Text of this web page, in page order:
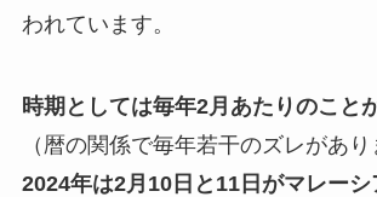
われています。
時期としては毎年2月あたりのこと
（暦の関係で毎年若干のズレがあり
2024年は2月10日と11日がマレーシ